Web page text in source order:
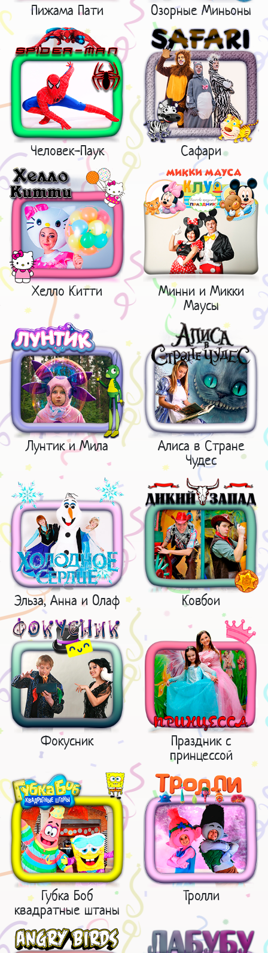
Пижама Пати Озорные Миньоны
Человек-Паук Сафари
Хелло Китти
Минни и Микки
Маусы
Лунтик и Мила
Алиса в Стране
Чудес
Эльза, Анна и Олаф Ковбои
Фокусник
Праздник с
принцессой
Губка Боб
квадратные штаны
Тролли